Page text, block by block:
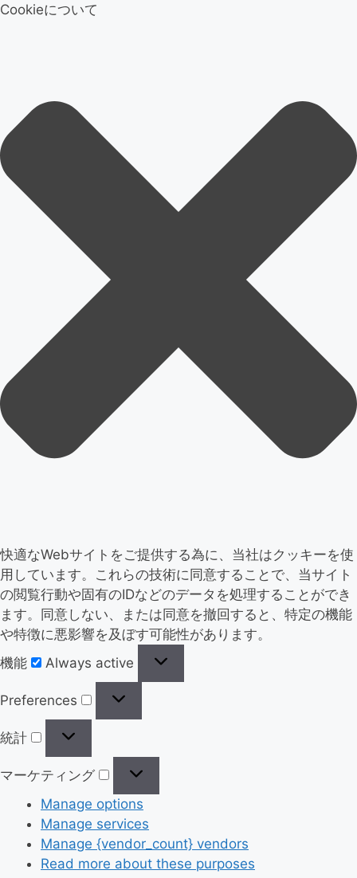
Cookieについて
快適なWebサイトをご提供する為に、当社はクッキーを使
用しています。これらの技術に同意することで、当サイト
の閲覧行動や固有のIDなどのデータを処理することができ
ます。同意しない、または同意を撤回すると、特定の機能
や特徴に悪影響を及ぼす可能性があります。
機能
Always active
Preferences
統計
マーケティング
Manage options
Manage services
Manage {vendor_count} vendors
Read more about these purposes